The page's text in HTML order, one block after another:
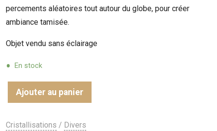
percements aléatoires tout autour du globe, pour créer
ambiance tamisée.
Objet vendu sans éclairage
En stock
Ajouter au panier
Cristallisations / Divers